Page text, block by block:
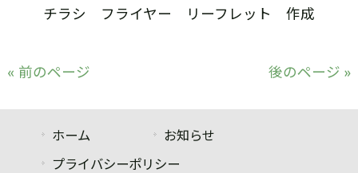
チラシ フライヤー リーフレット 作成
« 前のページ 後のページ »
ホーム
お知らせ
プライバシーポリシー